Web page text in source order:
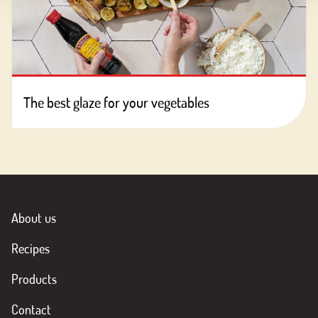
The best glaze for your vegetables
About us
Recipes
Products
Contact